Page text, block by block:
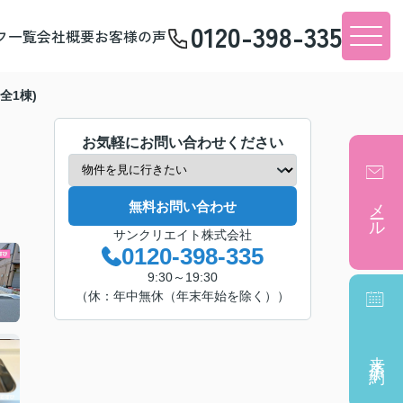
一覧会社概要お客様の声 0120-398-335
1棟)
お気軽にお問い合わせください
無料お問い合わせ
サンクリエイト株式会社
0120-398-335
9:30～19:30
（休：年中無休（年末年始を除く））
メール